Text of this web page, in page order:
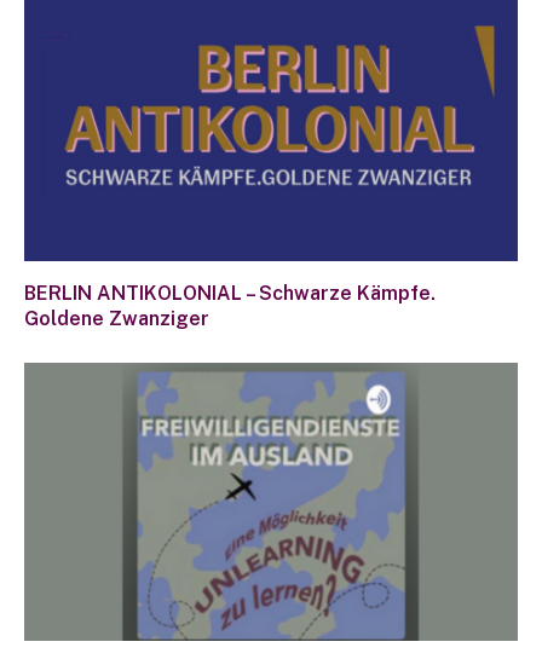
BERLIN ANTIKOLONIAL – Schwarze Kämpfe.
Goldene Zwanziger